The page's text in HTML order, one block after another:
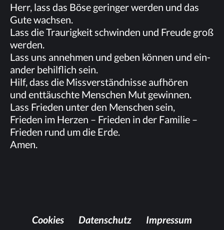
Herr, lass das Böse ge­rin­ger wer­den und das
Gute wachsen.
Lass die Trau­rig­keit schwin­den und Freu­de groß
werden.
Lass uns an­neh­men und ge­ben kön­nen und ein­
an­der be­hilf­lich sein.
Hilf, dass die Miss­ver­ständ­nis­se aufhören
und ent­täusch­te Men­schen Mut gewinnen.
Lass Frie­den un­ter den Men­schen sein,
Frie­den im Her­zen – Frie­den in der Fa­mi­lie –
Frie­den rund um die Erde.
Amen.
Coo­kies Da­ten­schutz Im­pres­sum